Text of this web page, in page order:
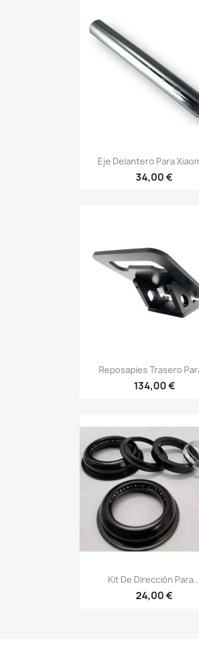
Vista rápida
Eje Delantero Para
34,00 €
Vista rápida
Reposapies Trasero
134,00 €
 Vista rápida
Kit De Dirección
24,00 €